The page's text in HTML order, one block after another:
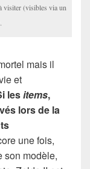
visiter (visibles via un
mais il
et
lesitems,
lors de la
une fois,
son modèle,